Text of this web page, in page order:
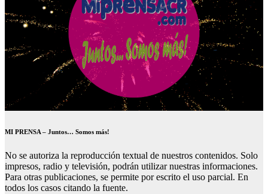
MI PRENSA – Juntos… Somos más!
No se autoriza la reproducción textual de nuestros contenidos. Solo
impresos, radio y televisión, podrán utilizar nuestras informaciones.
Para otras publicaciones, se permite por escrito el uso parcial. En
todos los casos citando la fuente.